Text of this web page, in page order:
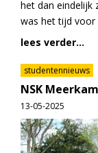
het dan eindelijk
was het tijd voor
lees verder...
studentennieuws
NSK
13-05-2025